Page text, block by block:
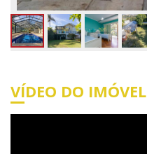
VÍDEO DO IMÓVEL